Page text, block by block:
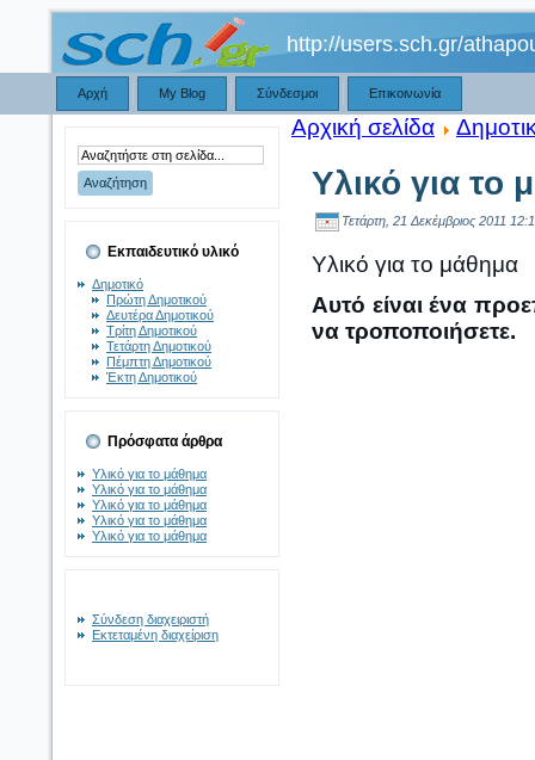
http://users.sch.gr/
Αρχή My Blog Σύνδεσμοι Επικοινωνία
Εκπαιδευτικό υλικό
Δημοτικό
Πρώτη Δημοτικού
Δευτέρα Δημοτικού
Τρίτη Δημοτικού
Τετάρτη Δημοτικού
Πέμπτη Δημοτικού
Έκτη Δημοτικού
Πρόσφατα άρθρα
Υλικό για το μάθημα
Υλικό για το μάθημα
Υλικό για το μάθημα
Υλικό για το μάθημα
Υλικό για το μάθημα
Σύνδεση διαχειριστή
Εκτεταμένη διαχείριση
Αρχική σελίδα
Υλικό για το
Τετάρτη, 21 Δεκέμβριος 2011
Υλικό για το μάθημα
Αυτό είναι ένα
να τροποποιήσετε.